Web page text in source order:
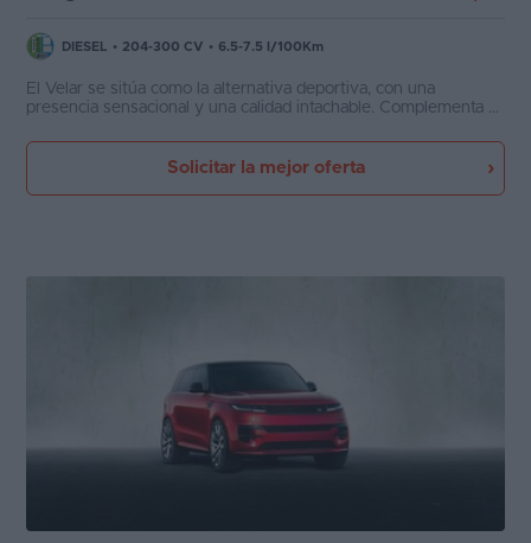
DIESEL • 204-300 CV • 6.5-7.5 l/100Km
El Velar se sitúa como la alternativa deportiva, con una
presencia sensacional y una calidad intachable. Complementa a
Sport, contando también con tecnología microhíbrida MHEV.
Solicitar la mejor oferta